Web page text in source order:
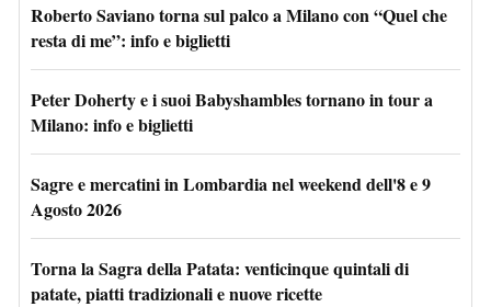
Roberto Saviano torna sul palco a Milano con “Quel che
resta di me”: info e biglietti
Peter Doherty e i suoi Babyshambles tornano in tour a
Milano: info e biglietti
Sagre e mercatini in Lombardia nel weekend dell'8 e 9
Agosto 2026
Torna la Sagra della Patata: venticinque quintali di
patate, piatti tradizionali e nuove ricette